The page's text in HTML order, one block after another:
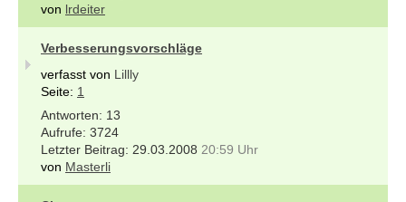
von lrdeiter
Verbesserungsvorschläge
verfasst von Lillly
Seite: 1
13
3724
29.03.2008 20:59 Uhr
von Masterli